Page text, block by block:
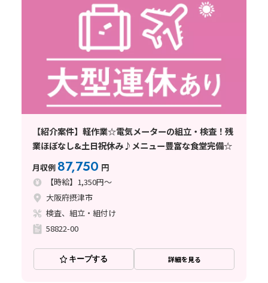
【紹介案件】軽作業☆電気メーターの組立・検査！残
業ほぼなし&土日祝休み♪メニュー豊富な食堂完備☆
月収例 87,750 円
【時給】1,350円～
大阪府摂津市
検査、組立・組付け
58822-00
キープする 詳細を見る